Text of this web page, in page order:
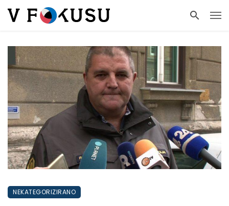
NEKATEGORIZIRANO